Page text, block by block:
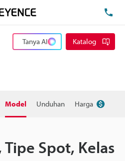
Tanya AI Katalog
Model Unduhan Harga
Tipe Spot, Kelas